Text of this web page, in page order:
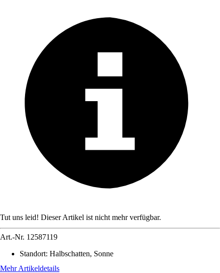
Tut uns leid! Dieser Artikel ist nicht mehr verfügbar.
Art.-Nr. 12587119
Standort: Halbschatten, Sonne
Mehr Artikeldetails